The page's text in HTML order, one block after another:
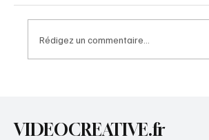
Rédigez un commentaire...
VIDEOCREATIVE.fr